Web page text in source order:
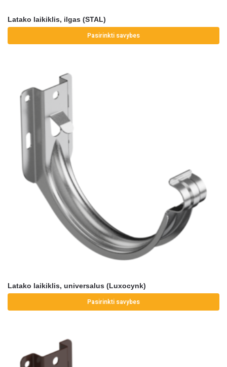
Latako laikiklis, ilgas (STAL)
Pasirinkti savybes
Latako laikiklis, universalus (Luxocynk)
Pasirinkti savybes